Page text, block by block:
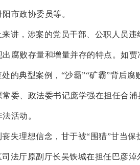
市政协委员等。
来讲，涉案的党员干部、公职人员
出腐败存量和增量并存的特点。如
的典型案例， “沙霸”“矿霸”背后
委、政法委书记庞学强在担任合
活动。
失理想信念，甘于被“围猎”甘当保
司法厅原副厅长吴铁城在担任巴彦